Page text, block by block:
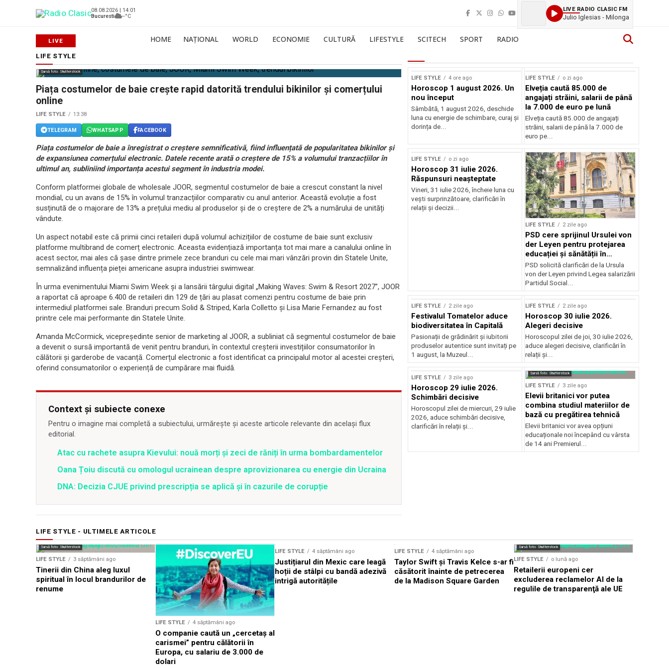
08.08.2026 | 14:01
Bucuresti
--°C
LIVE RADIO CLASIC FM
Julio Iglesias - Milonga
HOME NAȚIONAL WORLD ECONOMIE CULTURĂ LIFESTYLE SCITECH SPORT RADIO
LIFE STYLE
Sursă foto: Shutterstock
Piața costumelor de baie crește rapid datorită trendului bikinilor și comerțului
online
LIFE STYLE 13:38
TELEGRAM WHATSAPP FACEBOOK
Piața costumelor de baie a înregistrat o creștere semnificativă, fiind influențată de popularitatea bikinilor și
de expansiunea comerțului electronic. Datele recente arată o creștere de 15% a volumului tranzacțiilor în
ultimul an, subliniind importanța acestui segment în industria modei.
Conform platformei globale de wholesale JOOR, segmentul costumelor de baie a crescut constant la nivel
mondial, cu un avans de 15% în volumul tranzacțiilor comparativ cu anul anterior. Această evoluție a fost
susținută de o majorare de 13% a prețului mediu al produselor și de o creștere de 2% a numărului de unități
vândute.
Un aspect notabil este că primii cinci retaileri după volumul achizițiilor de costume de baie sunt exclusiv
platforme multibrand de comerț electronic. Aceasta evidențiază importanța tot mai mare a canalului online în
acest sector, mai ales că șase dintre primele zece branduri cu cele mai mari vânzări provin din Statele Unite,
semnalizând influența pieței americane asupra industriei swimwear.
În urma evenimentului Miami Swim Week și a lansării târgului digital „Making Waves: Swim & Resort 2027”, JOOR
a raportat că aproape 6.400 de retaileri din 129 de țări au plasat comenzi pentru costume de baie prin
intermediul platformei sale. Branduri precum Solid & Striped, Karla Colletto și Lisa Marie Fernandez au fost
printre cele mai performante din Statele Unite.
Amanda McCormick, vicepreședinte senior de marketing al JOOR, a subliniat că segmentul costumelor de baie
a devenit o sursă importantă de venit pentru branduri, în contextul creșterii investițiilor consumatorilor în
călătorii și garderobe de vacanță. Comerțul electronic a fost identificat ca principalul motor al acestei creșteri,
oferind consumatorilor o experiență de cumpărare mai fluidă.
Context și subiecte conexe
Pentru o imagine mai completă a subiectului, urmărește și aceste articole relevante din același flux
editorial.
Atac cu rachete asupra Kievului: nouă morți și zeci de răniți în urma bombardamentelor
Oana Țoiu discută cu omologul ucrainean despre aprovizionarea cu energie din Ucraina
DNA: Decizia CJUE privind prescripția se aplică și în cazurile de corupție
LIFE STYLE 4 ore ago
Horoscop 1 august 2026. Un
nou început
Sâmbătă, 1 august 2026, deschide
luna cu energie de schimbare, curaj și
dorința de...
LIFE STYLE o zi ago
Elveția caută 85.000 de
angajați străini, salarii de până
la 7.000 de euro pe lună
Elveția caută 85.000 de angajați
străini, salarii de până la 7.000 de
euro pe...
LIFE STYLE o zi ago
Horoscop 31 iulie 2026.
Răspunsuri neașteptate
Vineri, 31 iulie 2026, încheie luna cu
vești surprinzătoare, clarificări în
relații și decizii...
LIFE STYLE 2 zile ago
PSD cere sprijinul Ursulei von
der Leyen pentru protejarea
educației și sănătății în
reforma salarială
PSD solicită clarificări de la Ursula
von der Leyen privind Legea salarizării
Partidul Social...
LIFE STYLE 2 zile ago
Festivalul Tomatelor aduce
biodiversitatea în Capitală
Pasionații de grădinărit și iubitorii
produselor autentice sunt invitați pe
1 august, la Muzeul...
LIFE STYLE 2 zile ago
Horoscop 30 iulie 2026.
Alegeri decisive
Horoscopul zilei de joi, 30 iulie 2026,
aduce alegeri decisive, clarificări în
relații și...
LIFE STYLE 3 zile ago
Horoscop 29 iulie 2026.
Schimbări decisive
Horoscopul zilei de miercuri, 29 iulie
2026, aduce schimbări decisive,
clarificări în relații și...
Sursă foto: Shutterstock
LIFE STYLE 3 zile ago
Elevii britanici vor putea
combina studiul materiilor de
bază cu pregătirea tehnică
Elevii britanici vor avea opțiuni
educaționale noi începând cu vârsta
de 14 ani Premierul...
LIFE STYLE - ULTIMELE ARTICOLE
Sursă foto: Shutterstock
LIFE STYLE 3 săptămâni ago
Tinerii din China aleg luxul
spiritual în locul brandurilor de
renume
LIFE STYLE 4 săptămâni ago
O companie caută un „cercetaș al
carismei” pentru călătorii în
Europa, cu salariu de 3.000 de
dolari
LIFE STYLE 4 săptămâni ago
Justițiarul din Mexic care leagă
hoții de stâlpi cu bandă adezivă
intrigă autoritățile
LIFE STYLE 4 săptămâni ago
Taylor Swift și Travis Kelce s-ar fi
căsătorit înainte de petrecerea
de la Madison Square Garden
Sursă foto: Shutterstock
LIFE STYLE o lună ago
Retailerii europeni cer
excluderea reclamelor AI de la
regulile de transparenţă ale UE